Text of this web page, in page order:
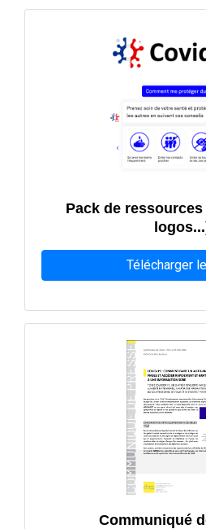
Pack de
Télécharger
Communiqué